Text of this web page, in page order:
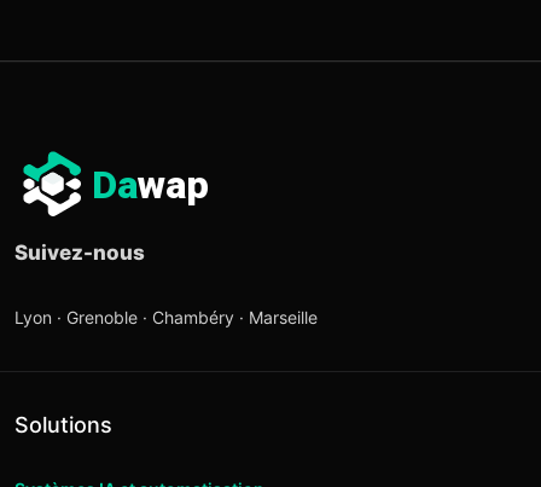
Dawap
Suivez-nous
Lyon · Grenoble · Chambéry · Marseille
Solutions